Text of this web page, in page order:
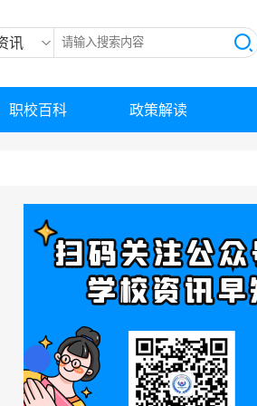
讯
职校百科 政策解读